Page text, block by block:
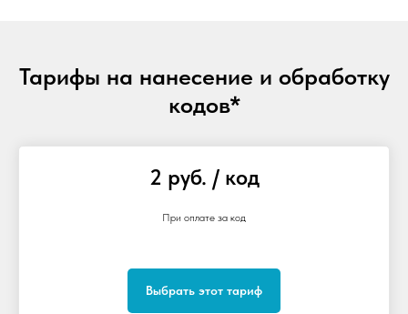
Тарифы на нанесение и обработку
кодов*
2 руб. / код
При оплате за код
Выбрать этот тариф